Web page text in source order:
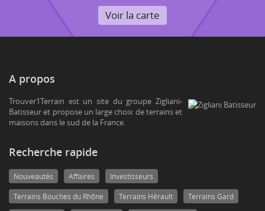
Voir la carte
A propos
Trouver1Terrain est un site du groupe Zigliani-
Batisseur et propose un large choix de terrains et
maisons dans le sud de la France.
Recherche rapide
Nouveautés Affaires Investisseurs
Terrains Bouches du Rhône Terrains Hérault Terrains Gard